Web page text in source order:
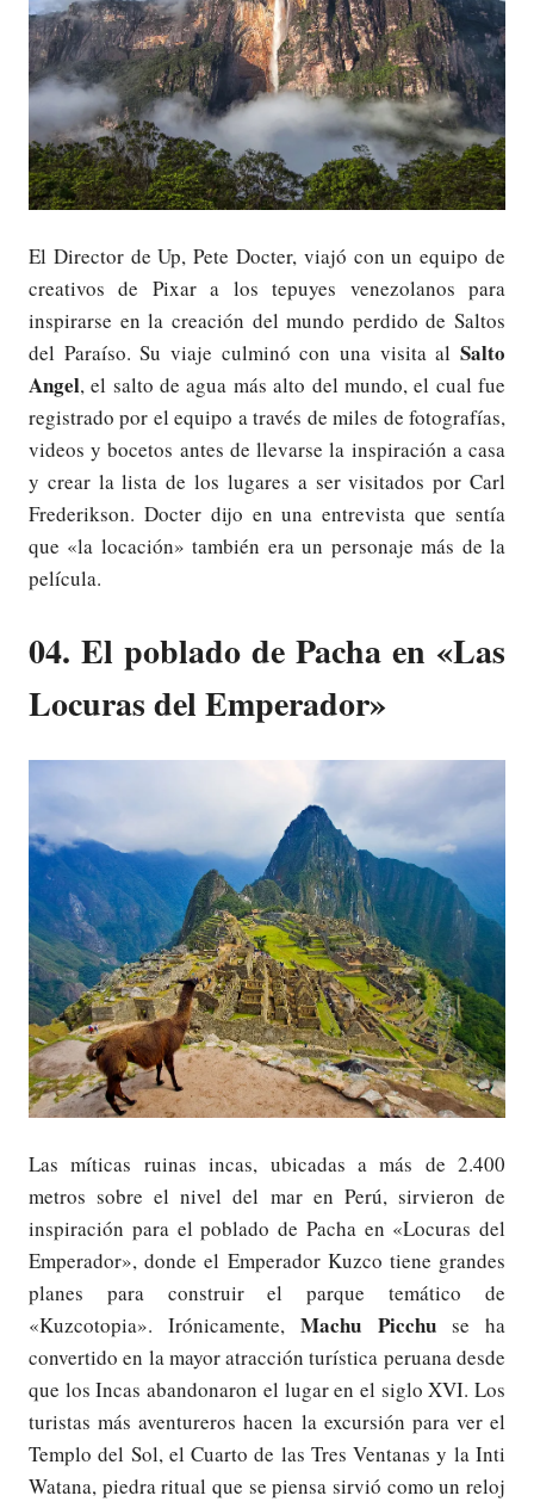
El Director de Up, Pete Docter, viajó con un equipo de
creativos de Pixar a los tepuyes venezolanos para
inspirarse en la creación del mundo perdido de Saltos
del Paraíso. Su viaje culminó con una visita al Salto
Angel, el salto de agua más alto del mundo, el cual fue
registrado por el equipo a través de miles de fotografías,
videos y bocetos antes de llevarse la inspiración a casa
y crear la lista de los lugares a ser visitados por Carl
Frederikson. Docter dijo en una entrevista que sentía
que «la locación» también era un personaje más de la
película.
04. El poblado de Pacha en «Las
Locuras del Emperador»
Las míticas ruinas incas, ubicadas a más de 2.400
metros sobre el nivel del mar en Perú, sirvieron de
inspiración para el poblado de Pacha en «Locuras del
Emperador», donde el Emperador Kuzco tiene grandes
planes para construir el parque temático de
«Kuzcotopia». Irónicamente,Machu Picchuse ha
convertido en la mayor atracción turística peruana desde
que los Incas abandonaron el lugar en el siglo XVI. Los
turistas más aventureros hacen la excursión para ver el
Templo del Sol, el Cuarto de las Tres Ventanas y la Inti
Watana, piedra ritual que se piensa sirvió como un reloj